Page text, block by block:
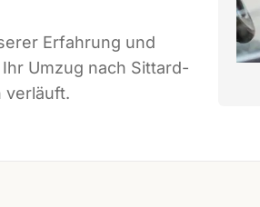
Erfahrung und
Umzug nach Sittard-
verläuft.